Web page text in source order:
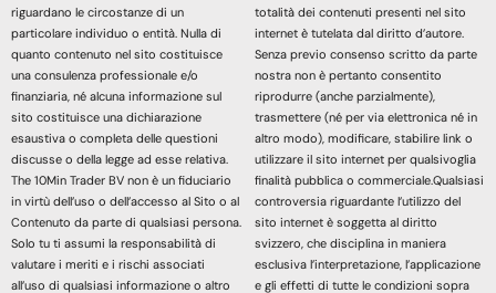
riguardano le circostanze di un
particolare individuo o entità. Nulla di
quanto contenuto nel sito costituisce
una consulenza professionale e/o
finanziaria, né alcuna informazione sul
sito costituisce una dichiarazione
esaustiva o completa delle questioni
discusse o della legge ad esse relativa.
The 10Min Trader BV non è un fiduciario
in virtù dell’uso o dell’accesso al Sito o al
Contenuto da parte di qualsiasi persona.
Solo tu ti assumi la responsabilità di
valutare i meriti e i rischi associati
all’uso di qualsiasi informazione o altro
totalità dei contenuti presenti nel sito
internet è tutelata dal diritto d’autore.
Senza previo consenso scritto da parte
nostra non è pertanto consentito
riprodurre (anche parzialmente),
trasmettere (né per via elettronica né in
altro modo), modificare, stabilire link o
utilizzare il sito internet per qualsivoglia
finalità pubblica o commerciale.Qualsiasi
controversia riguardante l’utilizzo del
sito internet è soggetta al diritto
svizzero, che disciplina in maniera
esclusiva l’interpretazione, l’applicazione
e gli effetti di tutte le condizioni sopra